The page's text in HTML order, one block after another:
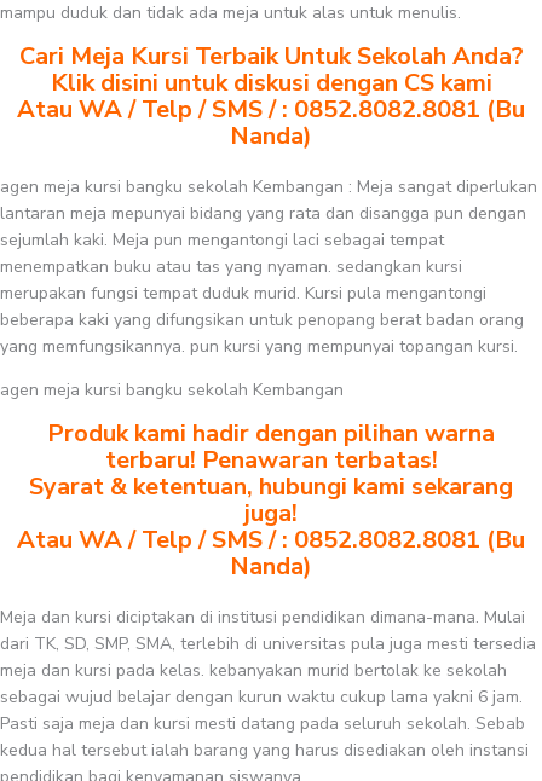
mampu duduk dan tidak ada meja untuk alas untuk menulis.
Cari Meja Kursi Terbaik Untuk Sekolah Anda?
Klik disini untuk diskusi dengan CS kami
Atau WA / Telp / SMS / : 0852.8082.8081 (Bu
Nanda)
agen meja kursi bangku sekolah Kembangan : Meja sangat diperlukan
lantaran meja mepunyai bidang yang rata dan disangga pun dengan
sejumlah kaki. Meja pun mengantongi laci sebagai tempat
menempatkan buku atau tas yang nyaman. sedangkan kursi
merupakan fungsi tempat duduk murid. Kursi pula mengantongi
beberapa kaki yang difungsikan untuk penopang berat badan orang
yang memfungsikannya. pun kursi yang mempunyai topangan kursi.
agen meja kursi bangku sekolah Kembangan
Produk kami hadir dengan pilihan warna
terbaru! Penawaran terbatas!
Syarat & ketentuan, hubungi kami sekarang
juga!
Atau WA / Telp / SMS / : 0852.8082.8081 (Bu
Nanda)
Meja dan kursi diciptakan di institusi pendidikan dimana-mana. Mulai
dari TK, SD, SMP, SMA, terlebih di universitas pula juga mesti tersedia
meja dan kursi pada kelas. kebanyakan murid bertolak ke sekolah
sebagai wujud belajar dengan kurun waktu cukup lama yakni 6 jam.
Pasti saja meja dan kursi mesti datang pada seluruh sekolah. Sebab
kedua hal tersebut ialah barang yang harus disediakan oleh instansi